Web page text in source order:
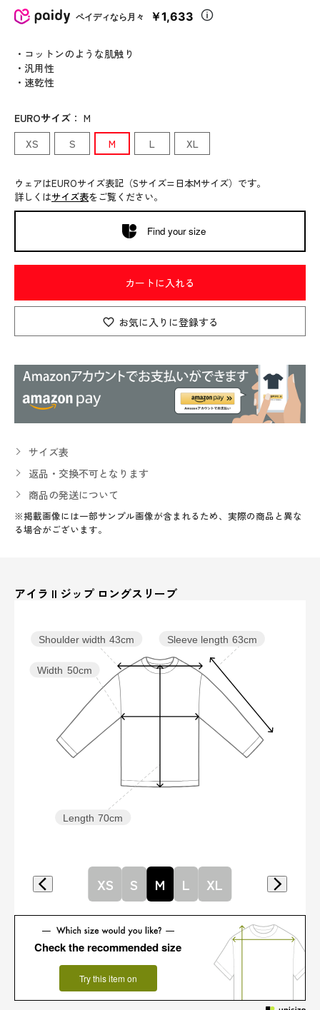
ペイディなら月々 ￥1,633
・コットンのような肌触り
・汎用性
・速乾性
EUROサイズ ： M
XS
S M L XL
ウェアはEUROサイズ表記（Sサイズ=日本Mサイズ）です。
詳しくはサイズ表をご覧ください。
Find your size
カートに入れる
お気に入りに登録する
サイズ表
返品・交換不可となります
商品の発送について
※掲載画像には一部サンプル画像が含まれるため、実際の商品と異な
る場合がございます。
アイラ II ジップ ロングスリーブ
Sleeve length 63cm
Length 70cm
Width 50cm
Shoulder width 43cm
XS S M L XL
Check the recommended size
Try this item on